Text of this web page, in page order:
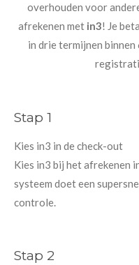
overhouden voor
afrekenen met in3! Je
in drie termijnen
Stap 1
Kies in3 in de check-out
Kies in3 bij het afrekenen
systeem doet een
controle.
Stap 2